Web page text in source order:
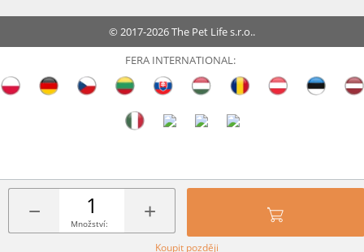
− +
Množství:
Koupit později
© 2017-2026 The Pet Life s.r.o..
FERA INTERNATIONAL: